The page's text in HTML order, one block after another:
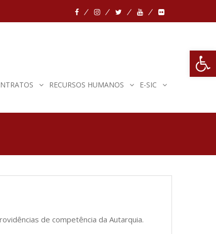
Abrir
RECURSOS HUMANOS E-SIC
de competência da Autarquia.